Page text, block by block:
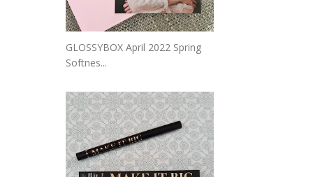
GLOSSYBOX April 2022 Spring
Softnes...